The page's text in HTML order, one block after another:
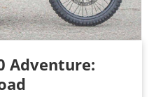
Adventure: